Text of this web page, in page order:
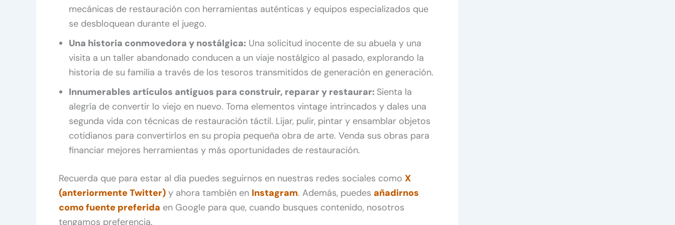
mecánicas de restauración con herramientas auténticas y equipos especializados que
se desbloquean durante el juego.
Una historia conmovedora y nostálgica: Una solicitud inocente de su abuela y una
visita a un taller abandonado conducen a un viaje nostálgico al pasado, explorando la
historia de su familia a través de los tesoros transmitidos de generación en generación.
Innumerables artículos antiguos para construir, reparar y restaurar: Sienta la
alegría de convertir lo viejo en nuevo. Toma elementos vintage intrincados y dales una
segunda vida con técnicas de restauración táctil. Lijar, pulir, pintar y ensamblar objetos
cotidianos para convertirlos en su propia pequeña obra de arte. Venda sus obras para
financiar mejores herramientas y más oportunidades de restauración.
Recuerda que para estar al día puedes seguirnos en nuestras redes sociales como X
(anteriormente Twitter) y ahora también en Instagram. Además, puedes añadirnos
como fuente preferida en Google para que, cuando busques contenido, nosotros
tengamos preferencia.